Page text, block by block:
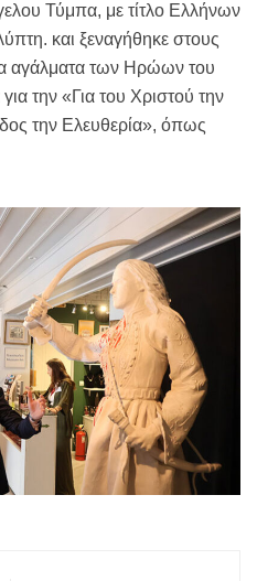
Τύμπα, με τίτλο Ελλήνων
και ξεναγήθηκε στους
αγάλματα των Ηρώων του
την «Για του Χριστού την
την Ελευθερία», όπως